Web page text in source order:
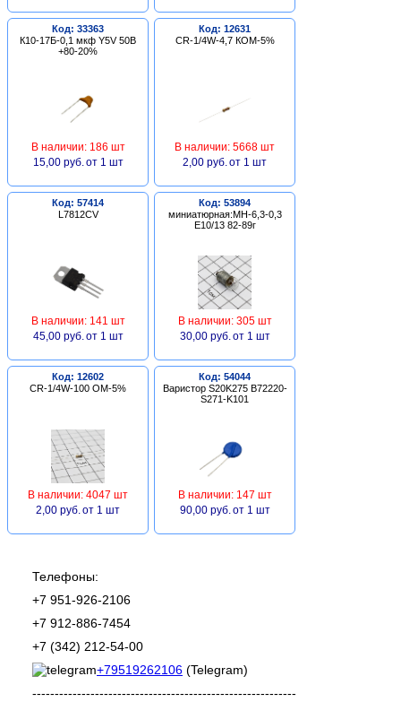
Код: 33363
К10-17Б-0,1 мкф Y5V 50В
+80-20%
В наличии: 186 шт
15,00 руб. от 1 шт
Код: 12631
CR-1/4W-4,7 КОМ-5%
В наличии: 5668 шт
2,00 руб. от 1 шт
Код: 57414
L7812CV
В наличии: 141 шт
45,00 руб. от 1 шт
Код: 53894
миниатюрная:МН-6,3-0,3
Е10/13 82-89г
В наличии: 305 шт
30,00 руб. от 1 шт
Код: 12602
CR-1/4W-100 ОМ-5%
В наличии: 4047 шт
2,00 руб. от 1 шт
Код: 54044
Варистор S20K275 B72220-
S271-K101
В наличии: 147 шт
90,00 руб. от 1 шт
Телефоны:
+7 951-926-2106
+7 912-886-7454
+7 (342) 212-54-00
+79519262106 (Telegram)
-----------------------------------------------------------